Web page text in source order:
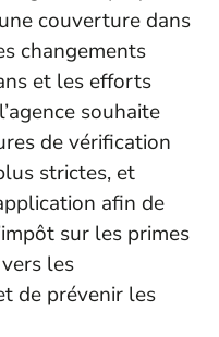
couverture dans
changements
et les efforts
souhaite
de vérification
strictes, et
afin de
sur les primes
les
de prévenir les